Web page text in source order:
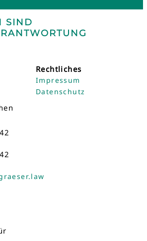
SIND
Rechtliches
Impressum
Datenschutz